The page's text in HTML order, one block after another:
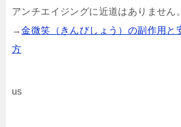
アンチエイジングに近道はありません。
→金微笑（きんびしょう）の副作用と
方
us